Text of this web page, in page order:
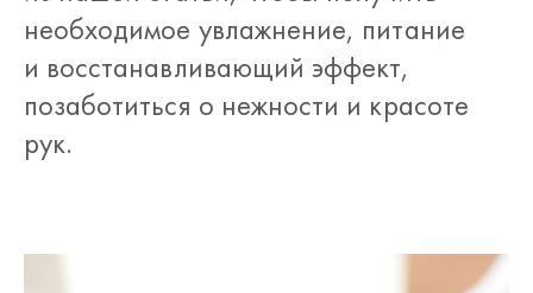
необходимое увлажнение, питание
и восстанавливающий эффект,
позаботиться о нежности и красоте
рук.